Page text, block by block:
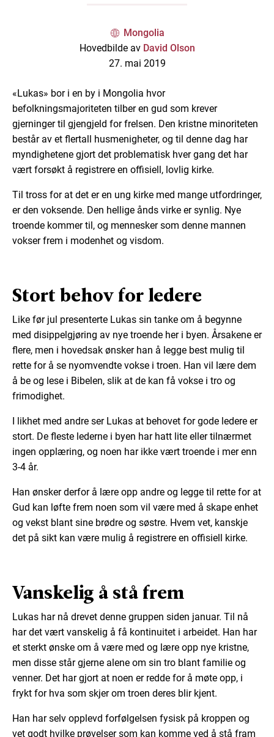
Mongolia
Hovedbilde av David Olson
27. mai 2019
«Lukas» bor i en by i Mongolia hvor
befolkningsmajoriteten tilber en gud som krever
gjerninger til gjengjeld for frelsen. Den kristne minoriteten
består av et flertall husmenigheter, og til denne dag har
myndighetene gjort det problematisk hver gang det har
vært forsøkt å registrere en offisiell, lovlig kirke.
Til tross for at det er en ung kirke med mange utfordringer,
er den voksende. Den hellige ånds virke er synlig. Nye
troende kommer til, og mennesker som denne mannen
vokser frem i modenhet og visdom.
Stort behov for ledere
Like før jul presenterte Lukas sin tanke om å begynne
med disippelgjøring av nye troende her i byen. Årsakene er
flere, men i hovedsak ønsker han å legge best mulig til
rette for å se nyomvendte vokse i troen. Han vil lære dem
å be og lese i Bibelen, slik at de kan få vokse i tro og
frimodighet.
I likhet med andre ser Lukas at behovet for gode ledere er
stort. De fleste lederne i byen har hatt lite eller tilnærmet
ingen opplæring, og noen har ikke vært troende i mer enn
3-4 år.
Han ønsker derfor å lære opp andre og legge til rette for at
Gud kan løfte frem noen som vil være med å skape enhet
og vekst blant sine brødre og søstre. Hvem vet, kanskje
det på sikt kan være mulig å registrere en offisiell kirke.
Vanskelig å stå frem
Lukas har nå drevet denne gruppen siden januar. Til nå
har det vært vanskelig å få kontinuitet i arbeidet. Han har
et sterkt ønske om å være med og lære opp nye kristne,
men disse står gjerne alene om sin tro blant familie og
venner. Det har gjort at noen er redde for å møte opp, i
frykt for hva som skjer om troen deres blir kjent.
Han har selv opplevd forfølgelsen fysisk på kroppen og
vet godt hvilke prøvelser som kan komme ved å stå fram